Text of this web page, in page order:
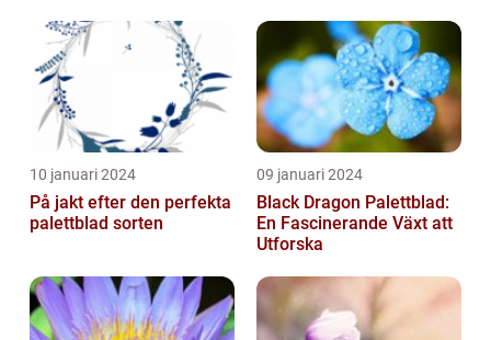
10 januari 2024
På jakt efter den perfekta
palettblad sorten
09 januari 2024
Black Dragon Palettblad:
En Fascinerande Växt att
Utforska